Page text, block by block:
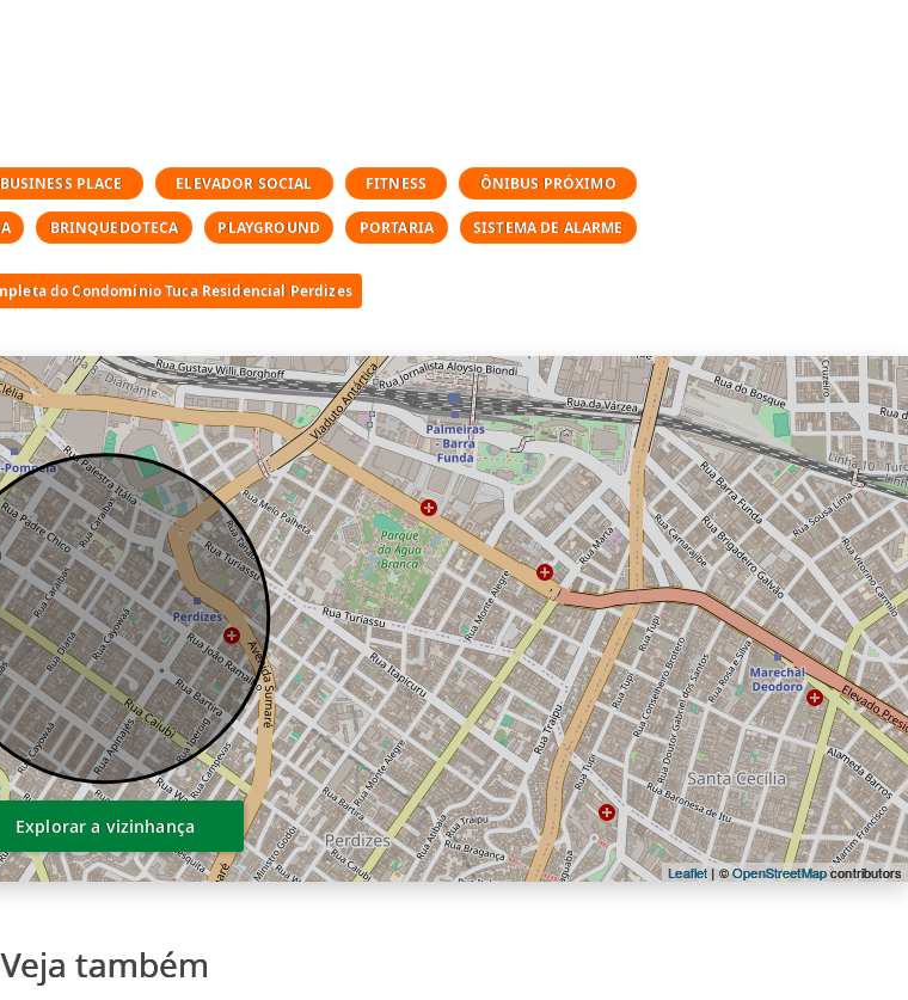
BUSINESS PLACE ELEVADOR SOCIAL FITNESS ÔNIBUS PRÓXIMO
BRINQUEDOTECA PLAYGROUND PORTARIA SISTEMA DE ALARME
do Condomínio Tuca Residencial Perdizes
Leaflet| ©OpenStreetMapcontributors
Explorar a vizinhança
Veja também